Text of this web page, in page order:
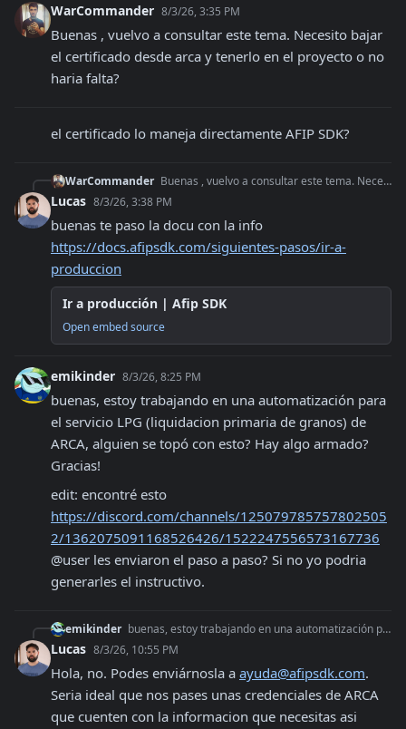
WarCommander 8/3/26, 3:35 PM
Buenas , vuelvo a consultar este tema. Necesito bajar
el certificado desde arca y tenerlo en el proyecto o no
haria falta?
el certificado lo maneja directamente AFIP SDK?
WarCommander Buenas , vuelvo a consultar este tema. Necesito bajar el certificado desde arca y tenerlo en el proyecto o no haria falta?
Lucas 8/3/26, 3:38 PM
https://docs.afipsdk.com/siguientes-pasos/ir-a-
produccion
Ir a producción | Afip SDK
Open embed source
emikinder 8/3/26, 8:25 PM
buenas, estoy trabajando en una automatización para
el servicio LPG (liquidacion primaria de granos) de
ARCA, alguien se topó con esto? Hay algo armado?
Gracias!
https://discord.com/channels/125079785757802505
2/1362075091168526426/1522247556573167736
@user les enviaron el paso a paso? Si no yo podria
generarles el instructivo.
emikinder buenas, estoy trabajando en una automatización para el servicio LPG (liquidacion primaria de granos) de ARCA, alguien se topó con esto? Hay algo armado? Gracias
Lucas 8/3/26, 10:55 PM
Hola, no. Podes enviárnosla a ayuda@afipsdk.com.
Seria ideal que nos pases unas credenciales de ARCA
que cuenten con la informacion que necesitas asi